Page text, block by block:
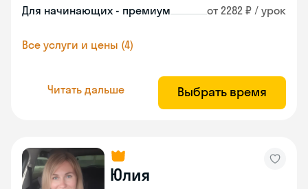
Для начинающих - премиум от 2282 ₽ / урок
Все услуги и цены (4)
Читать дальше Выбрать время
Юлия